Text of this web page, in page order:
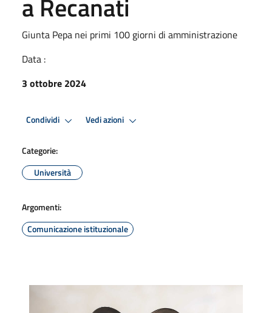
Giunta Pepa nei primi 100 giorni di amministrazione
Data :
3 ottobre 2024
Condividi Vedi azioni
Categorie:
Università
Argomenti:
Comunicazione istituzionale